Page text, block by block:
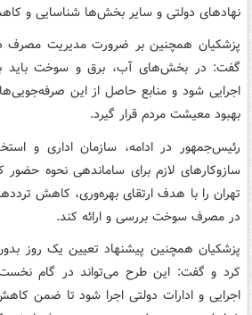
نهادهای دولتی و سایر بخش‌ها شناسایی و
پزشکیان همچنین بر ضرورت مدیریت مصرف
گفت: در بخش‌های آب، برق و سوخت باید
اجرایی شود و منابع حاصل از این
بهبود معیشت مردم قرار گیرد.
رئیس‌جمهور در ادامه، سازمان اداری و
سازوکارهای لازم برای ساماندهی نحوه حضور
تهران را با هدف ارتقای بهره‌وری، کاهش
در مصرف سوخت بررسی و ارائه کند.
پزشکیان همچنین پیشنهاد تعیین یک روز
کرد و گفت: این طرح می‌تواند در گام نخست
اجرایی و ادارات دولتی اجرا شود تا ضمن